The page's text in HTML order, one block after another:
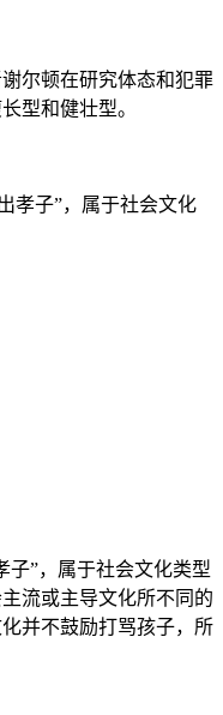
尔顿在研究体态和犯罪
型和健壮型。
子”，属于社会文化
”，属于社会文化类型
流或主导文化所不同的
并不鼓励打骂孩子，所